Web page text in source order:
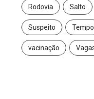
Rodovia Salto
Suspeito Tempo
vacinação